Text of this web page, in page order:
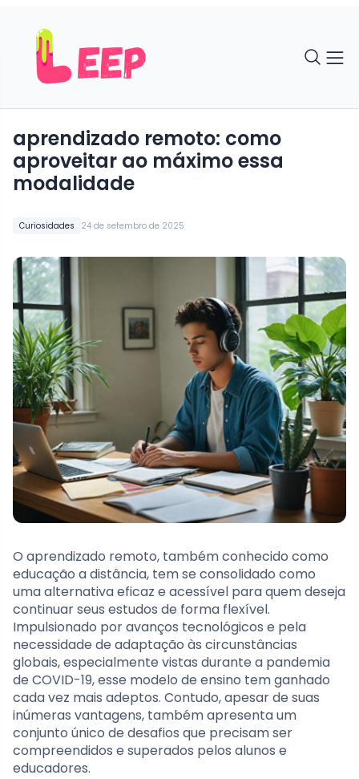
Curiosidades 24 de setembro de 2025
aprendizado remoto: como
aproveitar ao máximo essa
modalidade
O aprendizado remoto, também conhecido como
educação a distância, tem se consolidado como
uma alternativa eficaz e acessível para quem deseja
continuar seus estudos de forma flexível.
Impulsionado por avanços tecnológicos e pela
necessidade de adaptação às circunstâncias
globais, especialmente vistas durante a pandemia
de COVID-19, esse modelo de ensino tem ganhado
cada vez mais adeptos. Contudo, apesar de suas
inúmeras vantagens, também apresenta um
conjunto único de desafios que precisam ser
compreendidos e superados pelos alunos e
educadores.